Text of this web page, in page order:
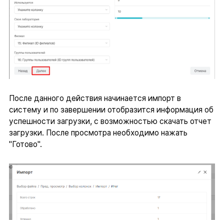
После данного действия начинается импорт в
систему и по завершении отобразится информация об
успешности загрузки, с возможностью скачать отчет
загрузки. После просмотра необходимо нажать
"Готово".